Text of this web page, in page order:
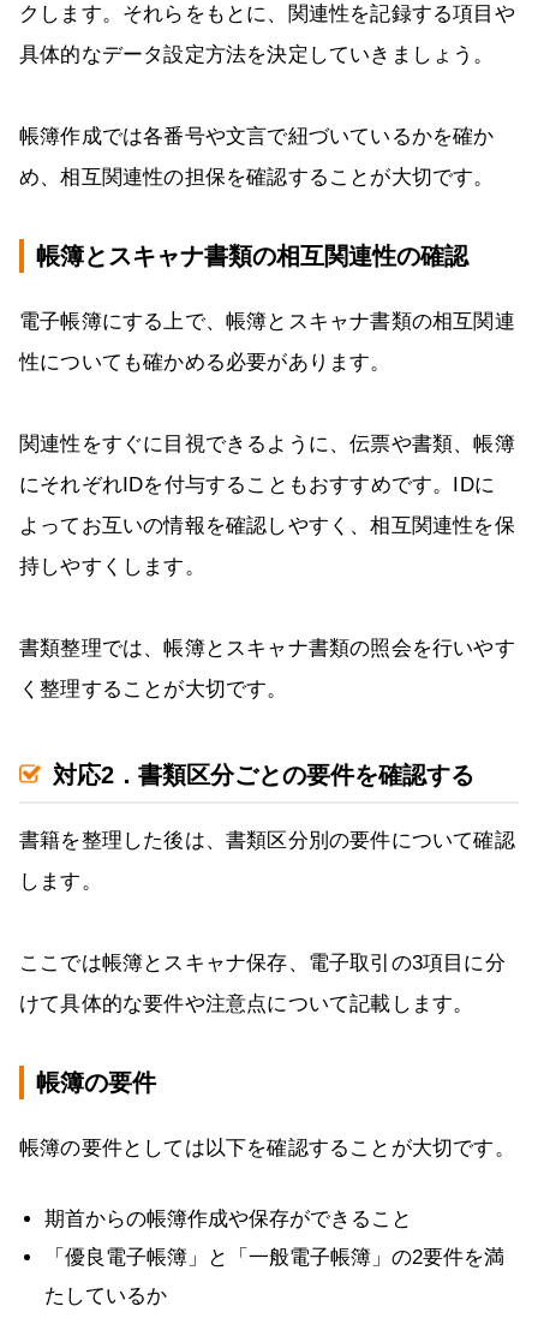
クします。それらをもとに、関連性を記録する項目や
具体的なデータ設定方法を決定していきましょう。
帳簿作成では各番号や文言で紐づいているかを確か
め、相互関連性の担保を確認することが大切です。
帳簿とスキャナ書類の相互関連性の確認
電子帳簿にする上で、帳簿とスキャナ書類の相互関連
性についても確かめる必要があります。
関連性をすぐに目視できるように、伝票や書類、帳簿
にそれぞれIDを付与することもおすすめです。IDに
よってお互いの情報を確認しやすく、相互関連性を保
持しやすくします。
書類整理では、帳簿とスキャナ書類の照会を行いやす
く整理することが大切です。
対応2．書類区分ごとの要件を確認する
書籍を整理した後は、書類区分別の要件について確認
します。
ここでは帳簿とスキャナ保存、電子取引の3項目に分
けて具体的な要件や注意点について記載します。
帳簿の要件
帳簿の要件としては以下を確認することが大切です。
期首からの帳簿作成や保存ができること
「優良電子帳簿」と「一般電子帳簿」の2要件を満
たしているか